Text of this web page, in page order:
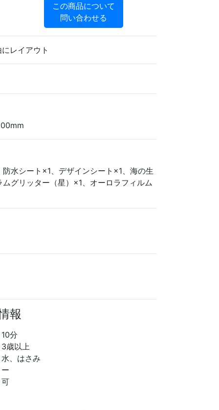
この商品について
問い合わせる
レイアウト
水シート×1、デザインシート×1、海の生
グリッター（星）×1、オーロラフィルム
報
10分
3歳以上
水、はさみ
ー
可